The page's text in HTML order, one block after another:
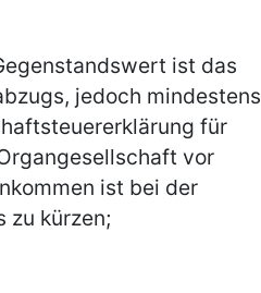
ist das
jedoch mindestens
für
vor
ist bei der
zu kürzen;